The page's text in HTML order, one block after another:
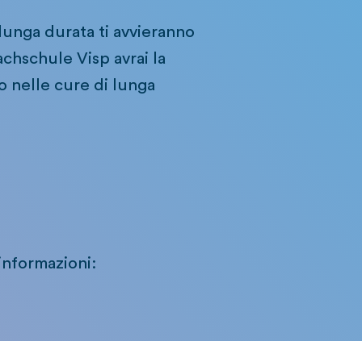
durata ti avvieranno
Visp avrai la
nelle cure di lunga